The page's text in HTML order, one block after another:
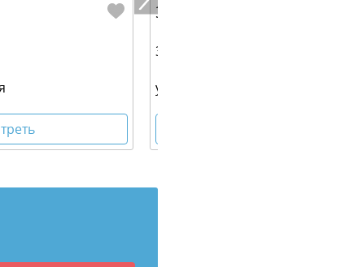
3 443 440 руб.
34.40 м² | 1 - 8 эт.
ул. Широкореченская